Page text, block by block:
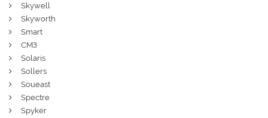
Skywell
Skyworth
Smart
СМЗ
Solaris
Sollers
Soueast
Spectre
Spyker